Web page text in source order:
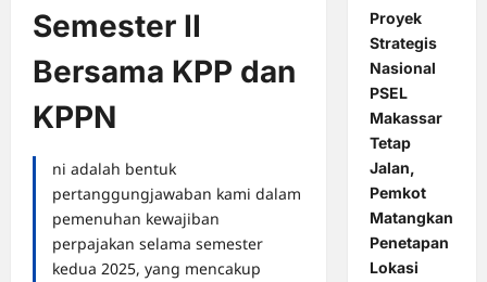
Semester II
Bersama KPP dan
KPPN
ni adalah bentuk
pertanggungjawaban kami dalam
pemenuhan kewajiban
perpajakan selama semester
kedua 2025, yang mencakup
Proyek
Strategis
Nasional
PSEL
Makassar
Tetap
Jalan,
Pemkot
Matangkan
Penetapan
Lokasi